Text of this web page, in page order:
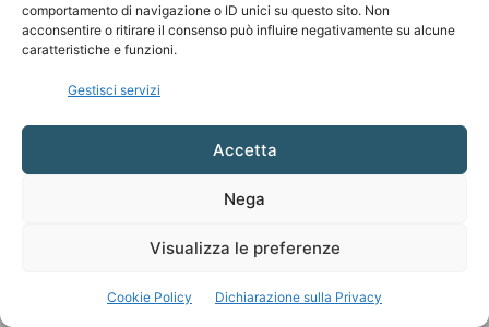
comportamento di navigazione o ID unici su questo sito. Non
acconsentire o ritirare il consenso può influire negativamente su alcune
caratteristiche e funzioni.
Gestisci servizi
Accetta
Nega
Visualizza le preferenze
Cookie Policy Dichiarazione sulla Privacy